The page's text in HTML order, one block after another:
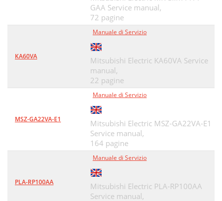
GAA Service manual,
72 pagine
KA60VA
Manuale di Servizio
Mitsubishi Electric KA60VA Service
manual,
22 pagine
MSZ-GA22VA-E1
Manuale di Servizio
Mitsubishi Electric MSZ-GA22VA-E1
Service manual,
164 pagine
PLA-RP100AA
Manuale di Servizio
Mitsubishi Electric PLA-RP100AA
Service manual,